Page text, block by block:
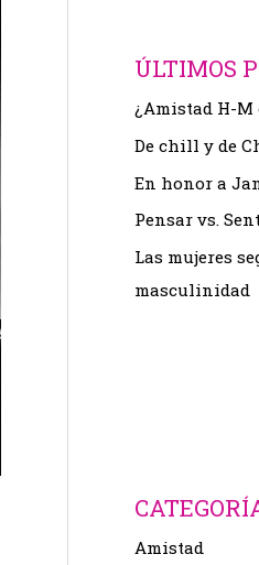
ÚLTIMOS
¿Amistad H-M
De chill y de
En honor a
Pensar vs.
Las mujeres
masculinidad
Amistad